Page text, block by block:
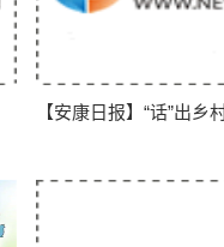
【安康日报】“话”出乡